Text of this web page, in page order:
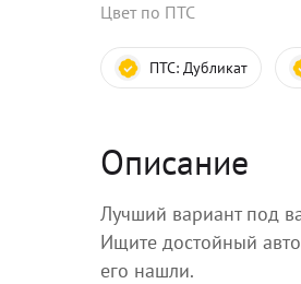
Цвет по ПТС
ПТС: Дубликат
Описание
Лучший вариант под
Ищите достойный
его нашли.